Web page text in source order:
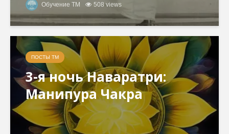
Обучение ТМ 508 views
ПОСТЫ ТМ
3-я ночь Наваратри:
Манипура Чакра